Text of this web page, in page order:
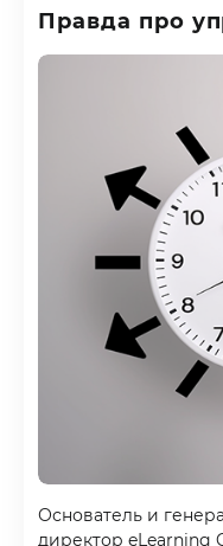
Правда про
Основатель и
директор eLearning